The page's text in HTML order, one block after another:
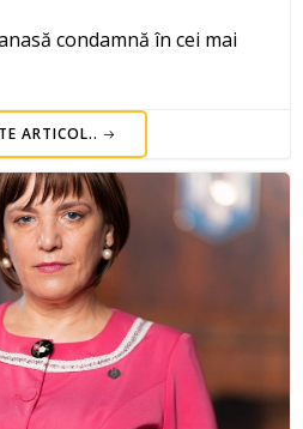
condamnă în cei mai
ARTICOL..